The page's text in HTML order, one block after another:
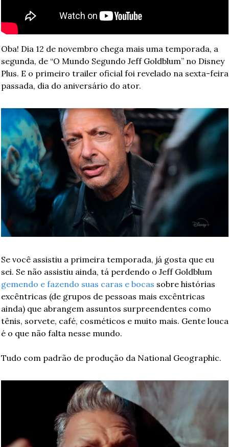
Oba! Dia 12 de novembro chega mais uma temporada, a
segunda, de “O Mundo Segundo Jeff Goldblum” no Disney
Plus. E o primeiro trailer oficial foi revelado na sexta-feira
passada, dia do aniversário do ator.
Se você assistiu a primeira temporada, já gosta que eu
gemendo e fazendo suas caras e bocas sobre histórias
excêntricas (de grupos de pessoas mais excêntricas
ainda) que abrangem assuntos surpreendentes como
tênis, sorvete, café, cosméticos e muito mais. Gente louca
é o que não falta nesse mundo.
Tudo com padrão de produção da National Geographic.